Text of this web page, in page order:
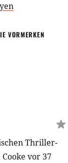
VORMERKEN
Thriller-
vor 37